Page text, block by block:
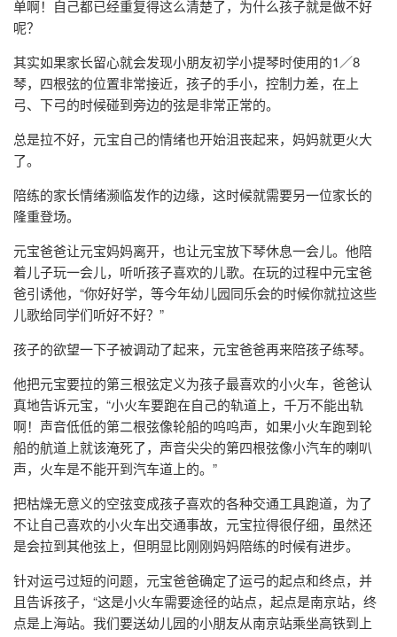
单啊！自己都已经重复得这么清楚了，为什么孩子就是做不好
呢？
其实如果家长留心就会发现小朋友初学小提琴时使用的1／8
琴，四根弦的位置非常接近，孩子的手小，控制力差，在上
弓、下弓的时候碰到旁边的弦是非常正常的。
总是拉不好，元宝自己的情绪也开始沮丧起来，妈妈就更火大
了。
陪练的家长情绪濒临发作的边缘，这时候就需要另一位家长的
隆重登场。
元宝爸爸让元宝妈妈离开，也让元宝放下琴休息一会儿。他陪
着儿子玩一会儿，听听孩子喜欢的儿歌。在玩的过程中元宝爸
爸引诱他，“你好好学，等今年幼儿园同乐会的时候你就拉这些
儿歌给同学们听好不好？”
孩子的欲望一下子被调动了起来，元宝爸爸再来陪孩子练琴。
他把元宝要拉的第三根弦定义为孩子最喜欢的小火车，爸爸认
真地告诉元宝，“小火车要跑在自己的轨道上，千万不能出轨
啊！声音低低的第二根弦像轮船的呜呜声，如果小火车跑到轮
船的航道上就该淹死了，声音尖尖的第四根弦像小汽车的喇叭
声，火车是不能开到汽车道上的。”
把枯燥无意义的空弦变成孩子喜欢的各种交通工具跑道，为了
不让自己喜欢的小火车出交通事故，元宝拉得很仔细，虽然还
是会拉到其他弦上，但明显比刚刚妈妈陪练的时候有进步。
针对运弓过短的问题，元宝爸爸确定了运弓的起点和终点，并
且告诉孩子，“这是小火车需要途径的站点，起点是南京站，终
点是上海站。我们要送幼儿园的小朋友从南京站乘坐高铁到上